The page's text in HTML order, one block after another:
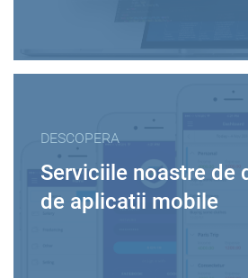
DESCOPERA
Serviciile noastre de
de aplicatii mobile